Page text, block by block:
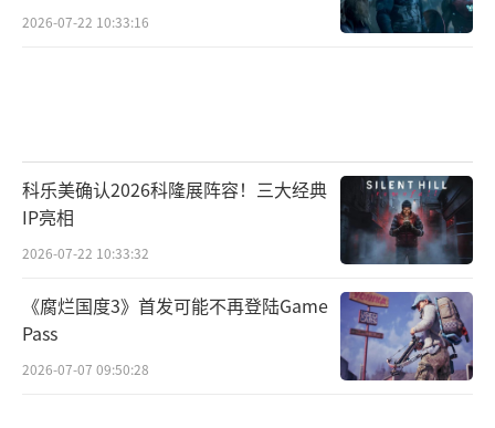
2026-07-22 10:33:16
科乐美确认2026科隆展阵容！三大经典
IP亮相
2026-07-22 10:33:32
《腐烂国度3》首发可能不再登陆Game
Pass
2026-07-07 09:50:28